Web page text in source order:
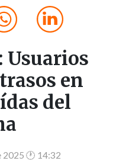
Usuarios
en
del
2025 🕐 14:32